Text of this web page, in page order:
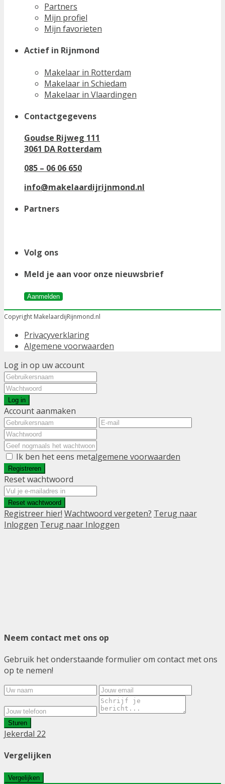
Partners
Mijn profiel
Mijn favorieten
Actief in Rijnmond
Makelaar in Rotterdam
Makelaar in Schiedam
Makelaar in Vlaardingen
Contactgegevens
Goudse Rijweg 111
3061 DA Rotterdam
085 – 06 06 650
info@makelaardijrijnmond.nl
Partners
Volg ons
Meld je aan voor onze nieuwsbrief
Aanmelden
Copyright MakelaardijRijnmond.nl
Privacyverklaring
Algemene voorwaarden
Log in op uw account
Log in
Account aanmaken
Ik ben het eens metalgemene voorwaarden
Registreren
Reset wachtwoord
Reset wachtwoord
Registreer hier! Wachtwoord vergeten? Terug naar
Inloggen Terug naar Inloggen
Neem contact met ons op
Gebruik het onderstaande formulier om contact met ons
op te nemen!
Sturen
Jekerdal 22
Vergelijken
Vergelijken